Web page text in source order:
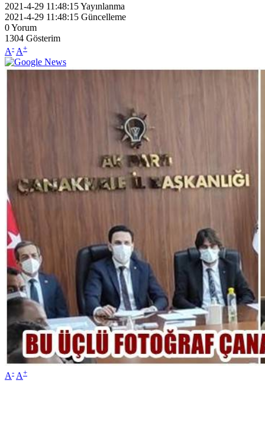
2021-4-29 11:48:15Yayınlanma
2021-4-29 11:48:15 Güncelleme
0Yorum
1304 Gösterim
A- A+
A- A+